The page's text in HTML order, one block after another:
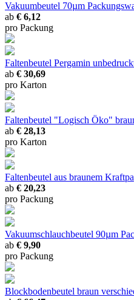
Vakuumbeutel 70µm
ab € 6,12
pro Packung
Faltenbeutel Pergamin
ab € 30,69
pro Karton
Faltenbeutel "Logisch Öko"
ab € 28,13
pro Karton
Faltenbeutel aus braunem
ab € 20,23
pro Packung
Vakuumschlauchbeutel 90µm
ab € 9,90
pro Packung
Blockbodenbeutel braun